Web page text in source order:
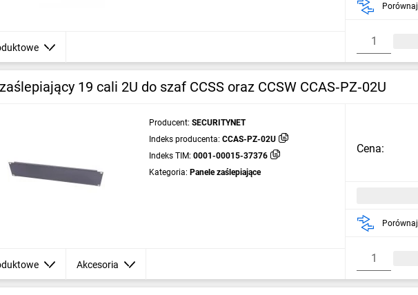
Porównaj
19 cali 2U do szaf CCSS oraz CCSW CCAS‑PZ‑02U
Producent: SECURITYNET
Indeks producenta: CCAS-PZ-02U
Indeks TIM: 0001-00015-37376
Kategoria: Panele zaślepiające
Akcesoria
Cena:
Porównaj